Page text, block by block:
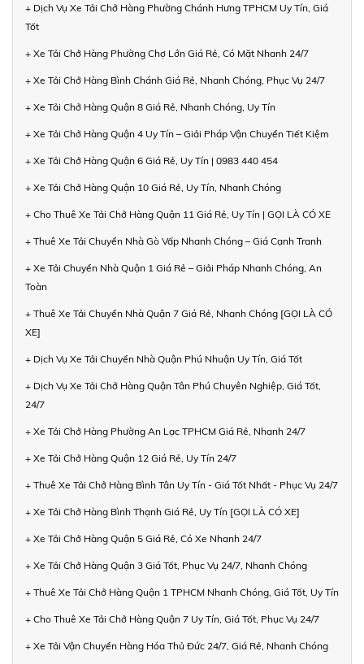
+ Dịch Vụ Xe Tải Chở Hàng Phường Chánh Hưng TPHCM Uy Tín, Giá
Tốt
+ Xe Tải Chở Hàng Phường Chợ Lớn Giá Rẻ, Có Mặt Nhanh 24/7
+ Xe Tải Chở Hàng Bình Chánh Giá Rẻ, Nhanh Chóng, Phục Vụ 24/7
+ Xe Tải Chở Hàng Quận 8 Giá Rẻ, Nhanh Chóng, Uy Tín
+ Xe Tải Chở Hàng Quận 4 Uy Tín – Giải Pháp Vận Chuyển Tiết Kiệm
+ Xe Tải Chở Hàng Quận 6 Giá Rẻ, Uy Tín | 0983 440 454
+ Xe Tải Chở Hàng Quận 10 Giá Rẻ, Uy Tín, Nhanh Chóng
+ Cho Thuê Xe Tải Chở Hàng Quận 11 Giá Rẻ, Uy Tín | GỌI LÀ CÓ XE
+ Thuê Xe Tải Chuyển Nhà Gò Vấp Nhanh Chóng – Giá Cạnh Tranh
+ Xe Tải Chuyển Nhà Quận 1 Giá Rẻ – Giải Pháp Nhanh Chóng, An
Toàn
+ Thuê Xe Tải Chuyển Nhà Quận 7 Giá Rẻ, Nhanh Chóng [GỌI LÀ CÓ
XE]
+ Dịch Vụ Xe Tải Chuyển Nhà Quận Phú Nhuận Uy Tín, Giá Tốt
+ Dịch Vụ Xe Tải Chở Hàng Quận Tân Phú Chuyên Nghiệp, Giá Tốt,
24/7
+ Xe Tải Chở Hàng Phường An Lạc TPHCM Giá Rẻ, Nhanh 24/7
+ Xe Tải Chở Hàng Quận 12 Giá Rẻ, Uy Tín 24/7
+ Thuê Xe Tải Chở Hàng Bình Tân Uy Tín - Giá Tốt Nhất - Phục Vụ 24/7
+ Xe Tải Chở Hàng Bình Thạnh Giá Rẻ, Uy Tín [GỌI LÀ CÓ XE]
+ Xe Tải Chở Hàng Quận 5 Giá Rẻ, Có Xe Nhanh 24/7
+ Xe Tải Chở Hàng Quận 3 Giá Tốt, Phục Vụ 24/7, Nhanh Chóng
+ Thuê Xe Tải Chở Hàng Quận 1 TPHCM Nhanh Chóng, Giá Tốt, Uy Tín
+ Cho Thuê Xe Tải Chở Hàng Quận 7 Uy Tín, Giá Tốt, Phục Vụ 24/7
+ Xe Tải Vận Chuyển Hàng Hóa Thủ Đức 24/7, Giá Rẻ, Nhanh Chóng